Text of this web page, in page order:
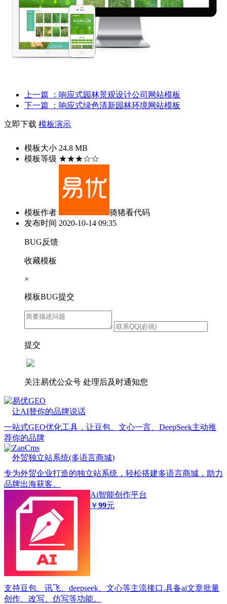
上一篇
：响应式园林景观设计公司网站模板
下一篇
：响应式绿色清新园林环境网站模板
立即下载 模板演示
模板大小 24.8 MB
模板等级 ★★★☆☆
模板作者
骑猪看代码
发布时间 2020-10-14 09:35
BUG反馈
收藏模板
×
模板BUG提交
提交
关注易优公众号 处理后及时通知您
易优GEO
让AI替你的品牌说话
一站式GEO优化工具，让豆包、文心一言、DeepSeek主动推
荐你的品牌
ZanCms
外贸独立站系统(多语言商城)
专为外贸企业打造的独立站系统，轻松搭建多语言商城，助力
品牌出海获客。
Ai智能创作平台
￥99元
支持豆包、讯飞、deepseek、文心等主流接口.具备ai文章批量
创作、改写、仿写等功能。